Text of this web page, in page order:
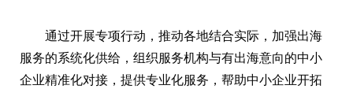
通过开展专项行动，推动各地结合实际，加强出海
服务的系统化供给，组织服务机构与有出海意向的中小
企业精准化对接，提供专业化服务，帮助中小企业开拓